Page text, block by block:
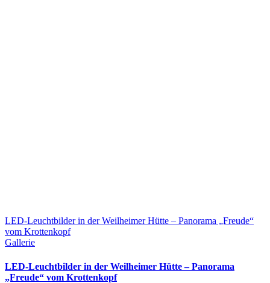
LED-Leuchtbilder in der Weilheimer Hütte – Panorama „Freude“
vom Krottenkopf
Gallerie
LED-Leuchtbilder in der Weilheimer Hütte – Panorama
„Freude“ vom Krottenkopf